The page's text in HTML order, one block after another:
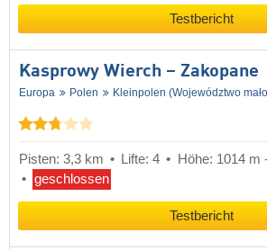
Testbericht
Kasprowy Wierch – Zakopane
Europa Polen Kleinpolen (Województwo
Pisten: 3,3 km Lifte: 4 Höhe: 1014 m
geschlossen
Testbericht